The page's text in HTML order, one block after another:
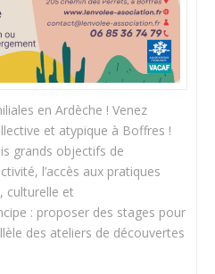
en Ardèche ! Venez
et atypique à Boffres !
grands objectifs de
l’accès aux pratiques
culturelle et
: proposer des stages pour
des ateliers de découvertes